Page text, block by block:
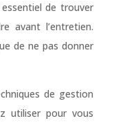
de trouver
avant l’entretien.
de ne pas donner
de gestion
utiliser pour vous